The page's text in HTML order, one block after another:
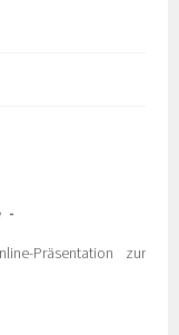
Präsentation zur